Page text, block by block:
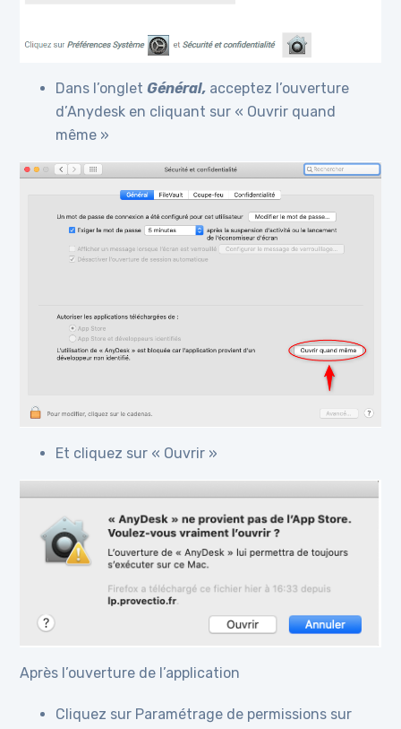
Dans l’ongletGénéral, acceptez l’ouverture
d’Anydesk en cliquant sur « Ouvrir quand
même »
Et cliquez sur « Ouvrir »
Après l’ouverture de l’application
Cliquez sur Paramétrage de permissions sur